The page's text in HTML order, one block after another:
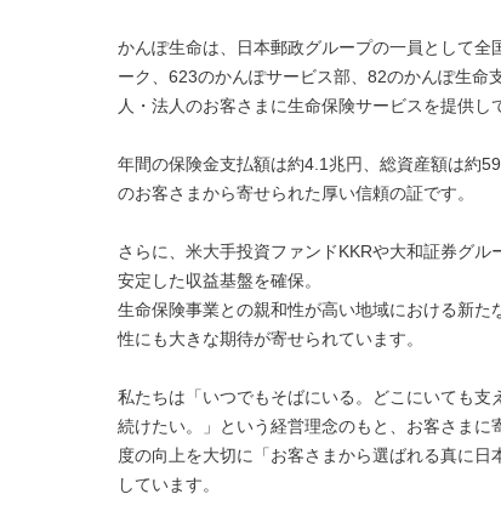
かんぽ生命は、日本郵政グループの一員として全
ーク、623のかんぽサービス部、82のかんぽ生命
人・法人のお客さまに生命保険サービスを提供し
年間の保険金支払額は約4.1兆円、総資産額は約
のお客さまから寄せられた厚い信頼の証です。
さらに、米大手投資ファンドKKRや大和証券グル
安定した収益基盤を確保。
生命保険事業との親和性が高い地域における新た
性にも大きな期待が寄せられています。
私たちは「いつでもそばにいる。どこにいても支
続けたい。」という経営理念のもと、お客さまに
度の向上を大切に「お客さまから選ばれる真に日
しています。